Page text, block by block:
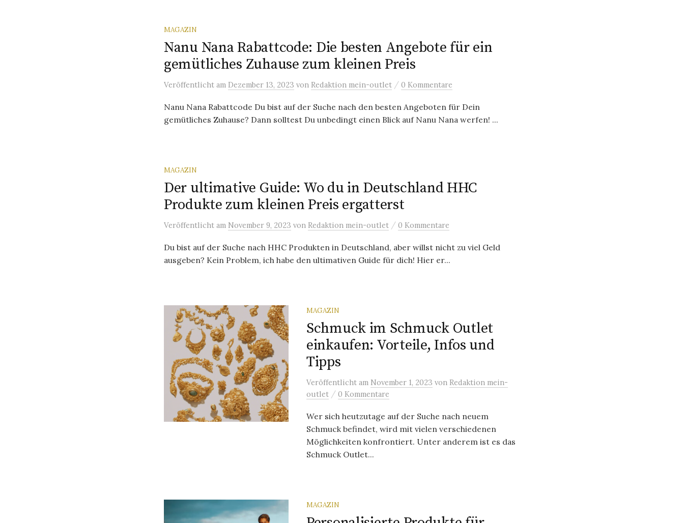
MAGAZIN
Nanu Nana Rabattcode: Die besten Angebote für ein
gemütliches Zuhause zum kleinen Preis
Veröffentlicht am Dezember 13, 2023 von Redaktion mein-outlet / 0 Kommentare
Nanu Nana Rabattcode Du bist auf der Suche nach den besten Angeboten für Dein
gemütliches Zuhause? Dann solltest Du unbedingt einen Blick auf Nanu Nana werfen! ...
MAGAZIN
Der ultimative Guide: Wo du in Deutschland HHC
Produkte zum kleinen Preis ergatterst
Veröffentlicht am November 9, 2023 von Redaktion mein-outlet / 0 Kommentare
Du bist auf der Suche nach HHC Produkten in Deutschland, aber willst nicht zu viel Geld
ausgeben? Kein Problem, ich habe den ultimativen Guide für dich! Hier er...
MAGAZIN
Schmuck im Schmuck Outlet
einkaufen: Vorteile, Infos und
Tipps
Veröffentlicht am November 1, 2023 von Redaktion mein-
outlet / 0 Kommentare
Wer sich heutzutage auf der Suche nach neuem
Schmuck befindet, wird mit vielen verschiedenen
Möglichkeiten konfrontiert. Unter anderem ist es das
Schmuck Outlet...
MAGAZIN